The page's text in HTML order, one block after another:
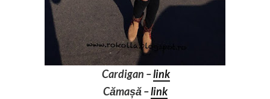
Cardigan –link
Cămașă –link